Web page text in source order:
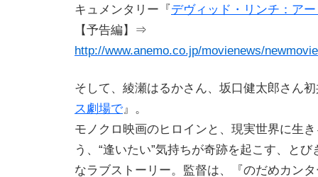
キュメンタリー『デヴィッド・リンチ：ア
【予告編】⇒
http://www.anemo.co.jp/movienews/
そして、綾瀬はるかさん、坂口健太郎さん
ス劇場で』。
モノクロ映画のヒロインと、現実世界に生
う、“逢いたい”気持ちが奇跡を起こす、と
なラブストーリー。監督は、『のだめカン